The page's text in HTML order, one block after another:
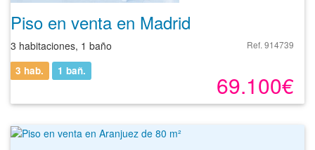
Piso en venta en Madrid
Ref. 914739
3 habitaciones, 1 baño
69.100€
3 hab. 1 bañ.